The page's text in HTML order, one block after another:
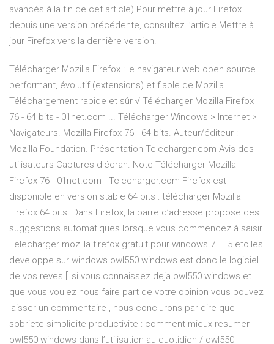
avancés à la fin de cet article).Pour mettre à jour Firefox
depuis une version précédente, consultez l’article Mettre à
jour Firefox vers la dernière version.
Télécharger Mozilla Firefox : le navigateur web open source
performant, évolutif (extensions) et fiable de Mozilla.
Téléchargement rapide et sûr √ Télécharger Mozilla Firefox
76 - 64 bits - 01net.com ... Télécharger Windows > Internet >
Navigateurs. Mozilla Firefox 76 - 64 bits. Auteur/éditeur :
Mozilla Foundation. Présentation Telecharger.com Avis des
utilisateurs Captures d'écran. Note Télécharger Mozilla
Firefox 76 - 01net.com - Telecharger.com Firefox est
disponible en version stable 64 bits : télécharger Mozilla
Firefox 64 bits. Dans Firefox, la barre d’adresse propose des
suggestions automatiques lorsque vous commencez à saisir
Telecharger mozilla firefox gratuit pour windows 7 ... 5 etoiles
developpe sur windows owl550 windows est donc le logiciel
de vos reves [] si vous connaissez deja owl550 windows et
que vous voulez nous faire part de votre opinion vous pouvez
laisser un commentaire , nous conclurons par dire que
sobriete simplicite productivite : comment mieux resumer
owl550 windows dans l’utilisation au quotidien / owl550